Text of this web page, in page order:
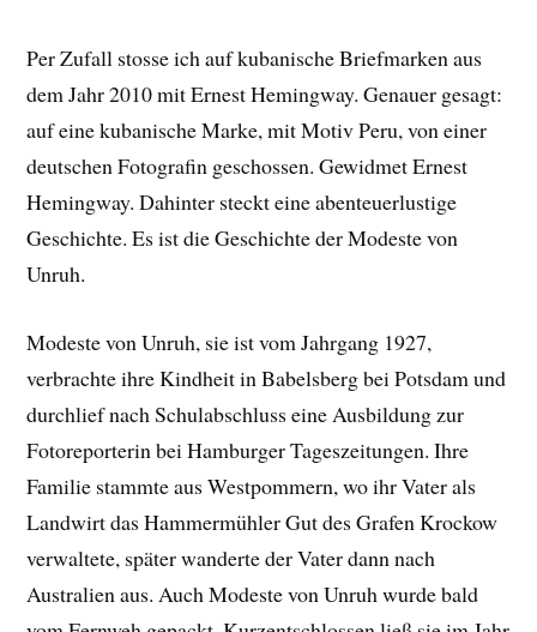
Per Zufall stosse ich auf kubanische Briefmarken aus
dem Jahr 2010 mit Ernest Hemingway. Genauer gesagt:
auf eine kubanische Marke, mit Motiv Peru, von einer
deutschen Fotografin geschossen. Gewidmet Ernest
Hemingway. Dahinter steckt eine abenteuerlustige
Geschichte. Es ist die Geschichte der Modeste von
Unruh.
Modeste von Unruh, sie ist vom Jahrgang 1927,
verbrachte ihre Kindheit in Babelsberg bei Potsdam und
durchlief nach Schulabschluss eine Ausbildung zur
Fotoreporterin bei Hamburger Tageszeitungen. Ihre
Familie stammte aus Westpommern, wo ihr Vater als
Landwirt das Hammermühler Gut des Grafen Krockow
verwaltete, später wanderte der Vater dann nach
Australien aus. Auch Modeste von Unruh wurde bald